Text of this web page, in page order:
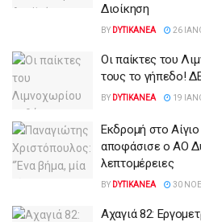
Διοίκηση
BY DYTIKANEA 26
Οι παίκτες του
τους το γήπεδο!
BY DYTIKANEA 19
Εκδρομή στο
αποφάσισε ο ΑΟ
λεπτομέρειες
BY DYTIKANEA 30
Αχαγιά 82: